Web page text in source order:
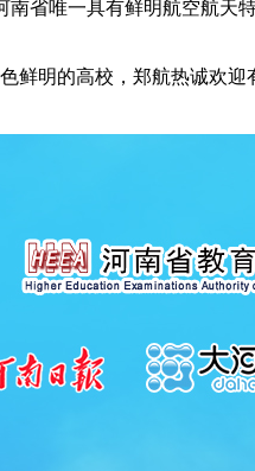
省唯一具有鲜明航空航
鲜明的高校，郑航热诚欢